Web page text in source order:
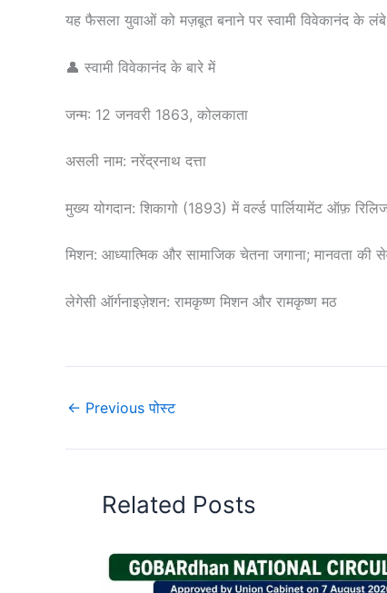
यह फैसला युवाओं को मज़बूत बनाने पर स्वामी विवेकानंद के
👤 स्वामी विवेकानंद के बारे में
जन्म: 12 जनवरी 1863, कोलकाता
असली नाम: नरेंद्रनाथ दत्ता
मुख्य योगदान: शिकागो (1893) में वर्ल्ड पार्लियामेंट ऑफ़
मिशन: आध्यात्मिक और सामाजिक चेतना जगाना; मानवता की
लेगेसी ऑर्गनाइज़ेशन: रामकृष्ण मिशन और रामकृष्ण मठ
← Previous पोस्ट
Related Posts